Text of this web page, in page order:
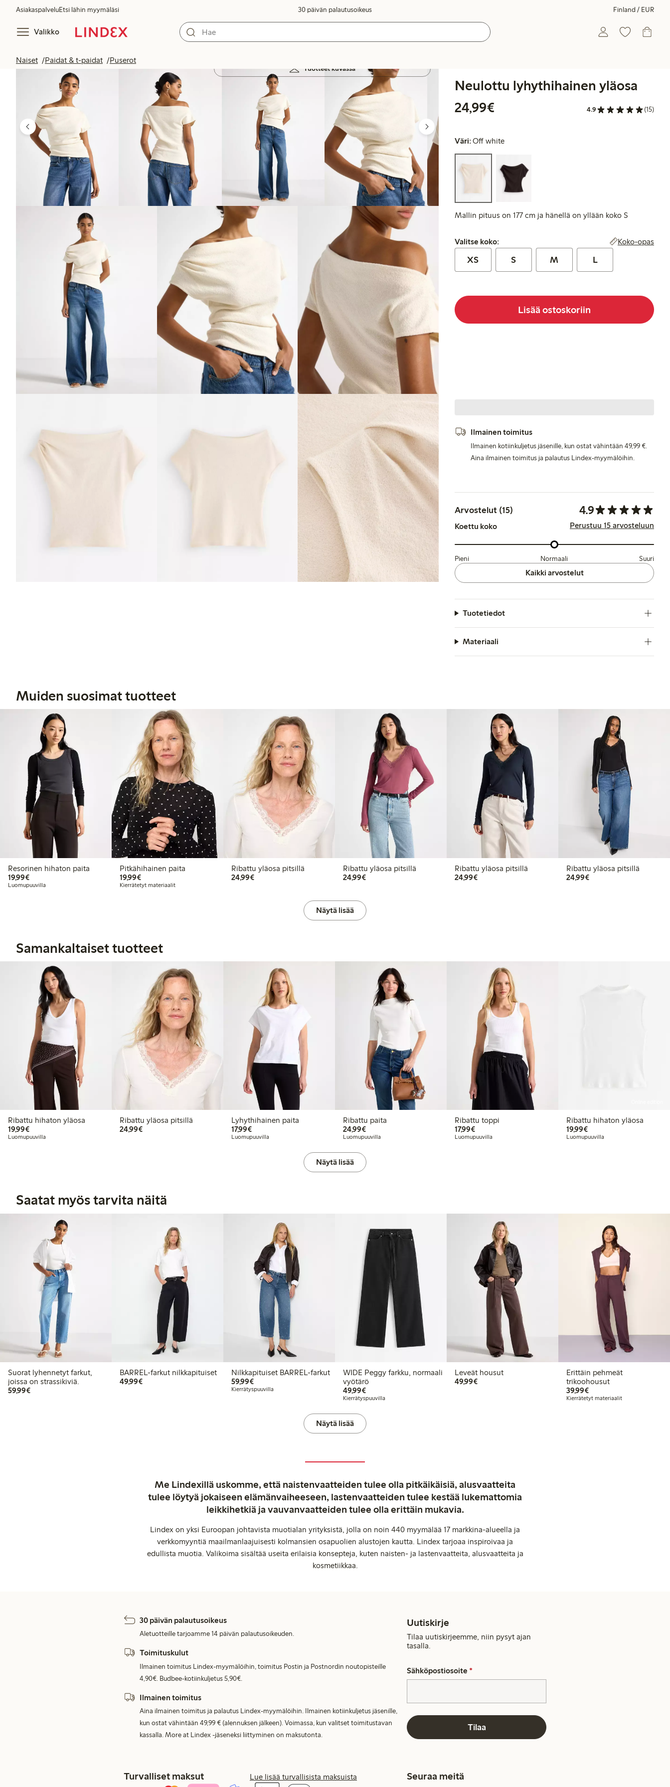
AsiakaspalveluEtsi lähin myymäläsi 30 päivän palautusoikeus Finland / EUR
Valikko
Naiset Paidat & t-paidat Puserot
Tuotteet kuvassa
Neulottu lyhythihainen yläosa
24,99€
4.9 (15)
Väri:Off white
Mallin pituus on 177 cm ja hänellä on yllään koko S
Valitse koko:
Valitse koko: Koko-opas
XS S M L
Lisää ostoskoriin
Ilmainen toimitus
Ilmainen kotiinkuljetus jäsenille, kun ostat vähintään 49,99 €.
Aina ilmainen toimitus ja palautus Lindex-myymälöihin.
Arvostelut (15) 4.9
Koettu koko Perustuu 15 arvosteluun
Pieni Normaali Suuri
Kaikki arvostelut
Tuotetiedot
Materiaali
Muiden suosimat tuotteet
Resorinen hihaton paita
19,99€19,99 €
Luomupuuvilla
Pitkähihainen paita
19,99€19,99 €
Kierrätetyt materiaalit
Ribattu yläosa pitsillä
24,99€24,99 €
Ribattu yläosa pitsillä
24,99€24,99 €
Ribattu yläosa pitsillä
24,99€24,99 €
Ribattu yläosa pitsillä
24,99€24,99 €
Näytä lisää
Samankaltaiset tuotteet
Ribattu hihaton yläosa
19,99€19,99 €
Luomupuuvilla
Ribattu yläosa pitsillä
24,99€24,99 €
Lyhythihainen paita
17,99€17,99 €
Luomupuuvilla
Ribattu paita
24,99€24,99 €
Luomupuuvilla
Ribattu toppi
17,99€17,99 €
Luomupuuvilla
Ribattu hihaton yläosa
19,99€19,99 €
Luomupuuvilla
Näytä lisää
Saatat myös tarvita näitä
Suorat lyhennetyt farkut,
joissa on strassikiviä.
59,99€59,99 €
BARREL-farkut nilkkapituiset
49,99€49,99 €
Nilkkapituiset BARREL-farkut
59,99€59,99 €
Kierrätyspuuvilla
WIDE Peggy farkku, normaali
vyötärö
49,99€49,99 €
Kierrätyspuuvilla
Leveät housut
49,99€49,99 €
Erittäin pehmeät
trikoohousut
39,99€39,99 €
Kierrätetyt materiaalit
Näytä lisää
Me Lindexillä uskomme, että naistenvaatteiden tulee olla pitkäikäisiä, alusvaatteita
tulee löytyä jokaiseen elämänvaiheeseen, lastenvaatteiden tulee kestää lukemattomia
leikkihetkiä ja vauvanvaatteiden tulee olla erittäin mukavia.
Lindex on yksi Euroopan johtavista muotialan yrityksistä, jolla on noin 440 myymälää 17 markkina-alueella ja
verkkomyyntiä maailmanlaajuisesti kolmansien osapuolien alustojen kautta. Lindex tarjoaa inspiroivaa ja
edullista muotia. Valikoima sisältää useita erilaisia konsepteja, kuten naisten- ja lastenvaatteita, alusvaatteita ja
kosmetiikkaa.
30 päivän palautusoikeus
Aletuotteille tarjoamme 14 päivän palautusoikeuden.
Toimituskulut
Ilmainen toimitus Lindex-myymälöihin, toimitus Postin ja Postnordin noutopisteille
4,90€. Budbee-kotiinkuljetus 5,90€.
Ilmainen toimitus
Aina ilmainen toimitus ja palautus Lindex-myymälöihin. Ilmainen kotiinkuljetus jäsenille,
kun ostat vähintään 49,99 € (alennuksen jälkeen). Voimassa, kun valitset toimitustavan
kassalla. More at Lindex -jäseneksi liittyminen on maksutonta.
Uutiskirje
Tilaa uutiskirjeemme, niin pysyt ajan
tasalla.
Sähköpostiosoite *
Tilaa
Turvalliset maksut Lue lisää turvallisista maksuista Seuraa meitä